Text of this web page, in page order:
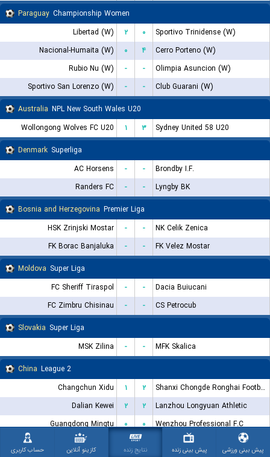
Paraguay Championship Women
Libertad (W)
۲ ۰
Sportivo Trinidense (W)
Nacional-Humaita (W)
۰ ۴
Cerro Porteno (W)
Rubio Nu (W)
- -
Olimpia Asuncion (W)
Sportivo San Lorenzo (W)
- -
Club Guarani (W)
Australia NPL New South Wales U20
Wollongong Wolves FC U20
۱ ۳
Sydney United 58 U20
Denmark Superliga
AC Horsens
- -
Brondby I.F.
Randers FC
- -
Lyngby BK
Bosnia and Herzegovina Premier Liga
HSK Zrinjski Mostar
- -
NK Celik Zenica
FK Borac Banjaluka
- -
FK Velez Mostar
Moldova Super Liga
FC Sheriff Tiraspol
- -
Dacia Buiucani
FC Zimbru Chisinau
- -
CS Petrocub
Slovakia Super Liga
MSK Zilina
- -
MFK Skalica
China League 2
Changchun Xidu
۱ ۲
Shanxi Chongde Ronghai Football Club
Dalian Kewei
۲ ۲
Lanzhou Longyuan Athletic
Guangdong Mingtu
۰ ۰
Wenzhou Professional F.C
Nantong Haimen Codion
Qingdao Red Lions
پیش بینی ورزشی پیش بینی زنده نتایج زنده کازینو آنلاین حساب کاربری